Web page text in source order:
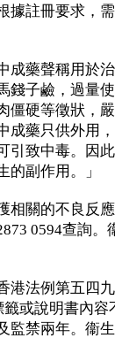
據註冊要求，
藥聲稱用於治
錢子鹼，過量
僵硬等徵狀，
成藥只供外用
引致中毒。因
的副作用。」
關的不良反應
0594查詢
法例第五四九
或說明書內
監禁兩年。衞